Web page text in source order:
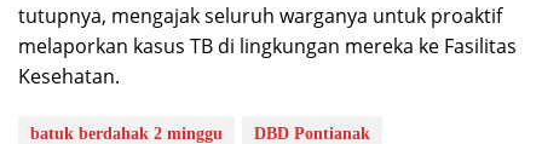
tutupnya, mengajak seluruh warganya untuk proaktif
melaporkan kasus TB di lingkungan mereka ke Fasilitas
Kesehatan.
batuk berdahak 2 minggu DBD Pontianak